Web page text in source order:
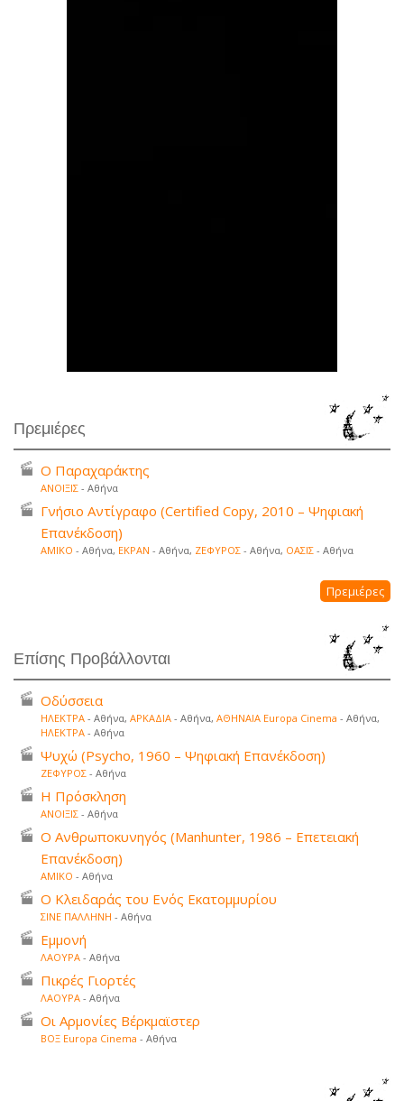
Πρεμιέρες
Ο Παραχαράκτης
ΑΝΟΙΞΙΣ - Αθήνα
Γνήσιο Αντίγραφο (Certified Copy, 2010 – Ψηφιακή
Επανέκδοση)
ΑΜΙΚΟ - Αθήνα, ΕΚΡΑΝ - Αθήνα, ΖΕΦΥΡΟΣ - Αθήνα, ΟΑΣΙΣ - Αθήνα
Πρεμιέρες
Επίσης Προβάλλονται
Οδύσσεια
ΗΛΕΚΤΡΑ - Αθήνα, ΑΡΚΑΔΙΑ - Αθήνα, ΑΘΗΝΑΙΑ Europa Cinema - Αθήνα,
ΗΛΕΚΤΡΑ - Αθήνα
Ψυχώ (Psycho, 1960 – Ψηφιακή Επανέκδοση)
ΖΕΦΥΡΟΣ - Αθήνα
Η Πρόσκληση
ΑΝΟΙΞΙΣ - Αθήνα
Ο Ανθρωποκυνηγός (Manhunter, 1986 – Επετειακή
Επανέκδοση)
ΑΜΙΚΟ - Αθήνα
Ο Κλειδαράς του Ενός Εκατομμυρίου
ΣΙΝΕ ΠΑΛΛΗΝΗ - Αθήνα
Εμμονή
ΛΑΟΥΡΑ - Αθήνα
Πικρές Γιορτές
ΛΑΟΥΡΑ - Αθήνα
Οι Αρμονίες Βέρκμαϊστερ
ΒΟΞ Europa Cinema - Αθήνα